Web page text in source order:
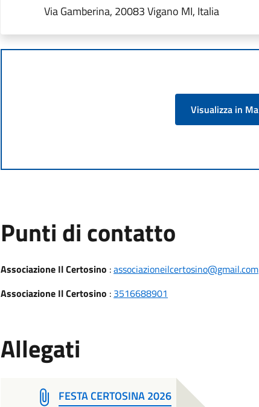
Via Gamberina, 20083 Vigano MI, Italia
Visualizza in
Punti di contatto
Associazione Il Certosino :associazioneilcertosino@gmail.com
Associazione Il Certosino : 3516688901
Allegati
FESTA CERTOSINA 2026